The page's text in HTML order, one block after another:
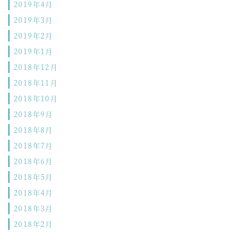
2019年4月
2019年3月
2019年2月
2019年1月
2018年12月
2018年11月
2018年10月
2018年9月
2018年8月
2018年7月
2018年6月
2018年5月
2018年4月
2018年3月
2018年2月